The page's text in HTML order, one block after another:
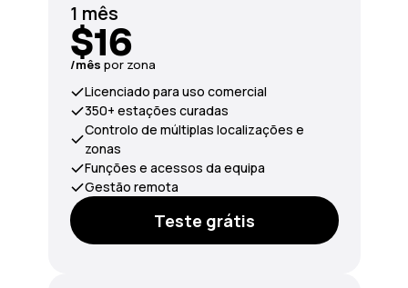
1 mês
$16
/mês por zona
Licenciado para uso comercial
350+ estações curadas
Controlo de múltiplas localizações e
zonas
Funções e acessos da equipa
Gestão remota
Teste grátis